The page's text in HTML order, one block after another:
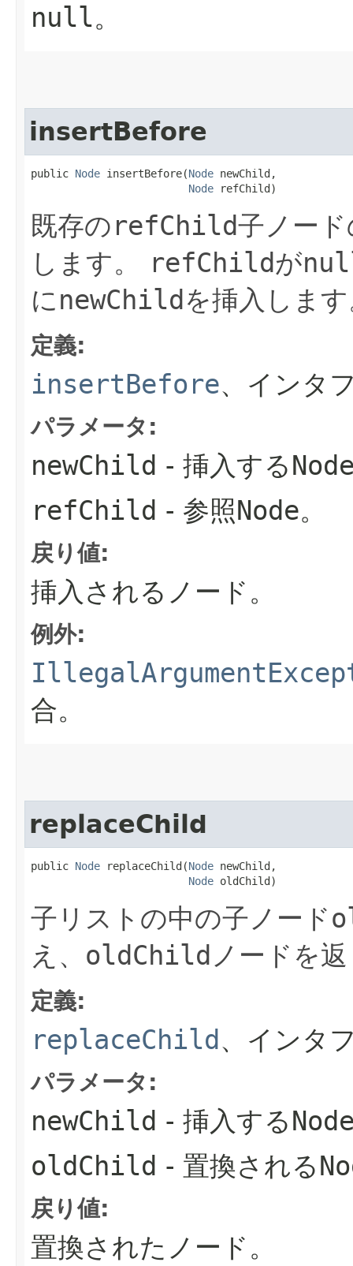
null。
insertBefore
public Node insertBefore​(Node newChild,
Node refChild)
既存の refChild子ノー
します。
refChildが
にnewChildを挿入しま
定義:
insertBefore、インタ
パラメータ:
newChild - 挿入する
refChild - 参照Node。
戻り値:
挿入されるノード。
例外:
合。
replaceChild
public Node replaceChild​(Node newChild,
Node oldChild)
子リストの中の子ノード
え、 oldChild ノードを
定義:
replaceChild、インタ
パラメータ:
newChild - 挿入する
oldChild - 置換される
戻り値:
置換されたノード。